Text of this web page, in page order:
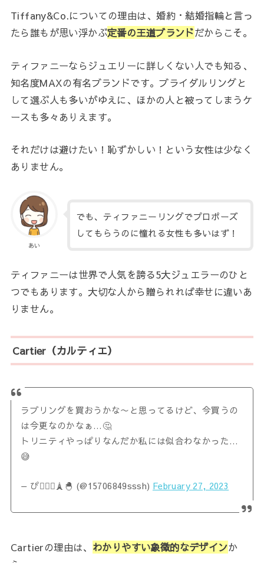
Tiffany&Co.についての理由は、婚約・結婚指輪と言っ
たら誰もが思い浮かぶ定番の王道ブランドだからこそ。
ティファニーならジュエリーに詳しくない人でも知る、
知名度MAXの有名ブランドです。ブライダルリングと
して選ぶ人も多いがゆえに、ほかの人と被ってしまうケ
ースも多々ありえます。
それだけは避けたい！恥ずかしい！という女性は少なく
ありません。
あい
でも、ティファニーリングでプロポーズ
してもらうのに憧れる女性も多いはず！
ティファニーは世界で人気を誇る5大ジュエラーのひと
つでもあります。大切な人から贈られれば幸せに違いあ
りません。
Cartier（カルティエ）
ラブリングを買おうかな〜と思ってるけど、今買うの
は今更なのかなぁ…🤔
トリニティやっぱりなんだか私には似合わなかった…
😅
— ぴ👩🏻‍⚕️🗼🐣 (@15706849sssh) February 27, 2023
Cartierの理由は、 わかりやすい象徴的なデザインか